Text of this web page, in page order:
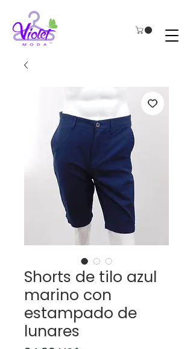
Shorts de tilo azul
marino con
estampado de
lunares